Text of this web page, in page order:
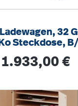
32
Steckdose,
Regulärer Preis:
1.933,00 €